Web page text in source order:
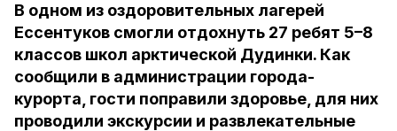
В одном из оздоровительных лагерей
Ессентуков смогли отдохнуть 27 ребят 5–8
классов школ арктической Дудинки. Как
сообщили в администрации города-
курорта, гости поправили здоровье, для них
проводили экскурсии и развлекательные